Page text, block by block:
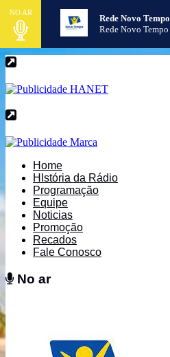
NO AR
Rede Novo Tempo
Rede Novo Tempo
Home
HIstória da Rádio
Programação
Equipe
Noticias
Promoção
Recados
Fale Conosco
No ar